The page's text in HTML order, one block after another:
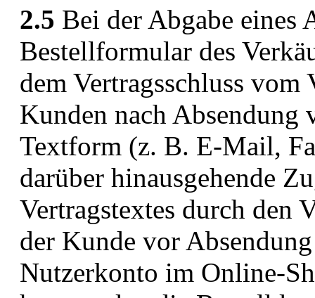
2.5 Bei der Abgabe eines
Bestellformular des
dem Vertragsschluss vom
Kunden nach Absendung
Textform (z. B. E-Mail,
darüber hinausgehende
Vertragstextes durch den
der Kunde vor
Nutzerkonto im Online-